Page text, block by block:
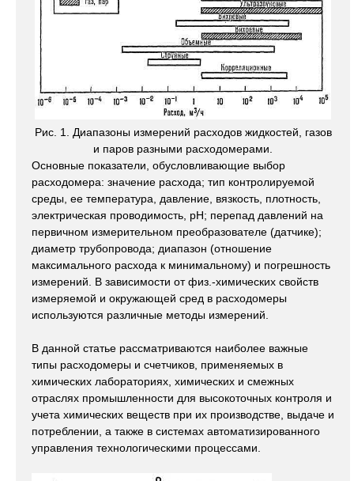
Рис. 1. Диапазоны измерений расходов жидкостей, газов
и паров разными расходомерами.
Основные показатели, обусловливающие выбор
расходомера: значение расхода; тип контролируемой
среды, ее температура, давление, вязкость, плотность,
электрическая проводимость, рН; перепад давлений на
первичном измерительном преобразователе (датчике);
диаметр трубопровода; диапазон (отношение
максимального расхода к минимальному) и погрешность
измерений. В зависимости от физ.-химических свойств
измеряемой и окружающей сред в расходомеры
используются различные методы измерений.
В данной статье рассматриваются наиболее важные
типы расходомеры и счетчиков, применяемых в
химических лабораториях, химических и смежных
отраслях промышленности для высокоточных контроля и
учета химических веществ при их производстве, выдаче и
потреблении, а также в системах автоматизированного
управления технологическими процессами.